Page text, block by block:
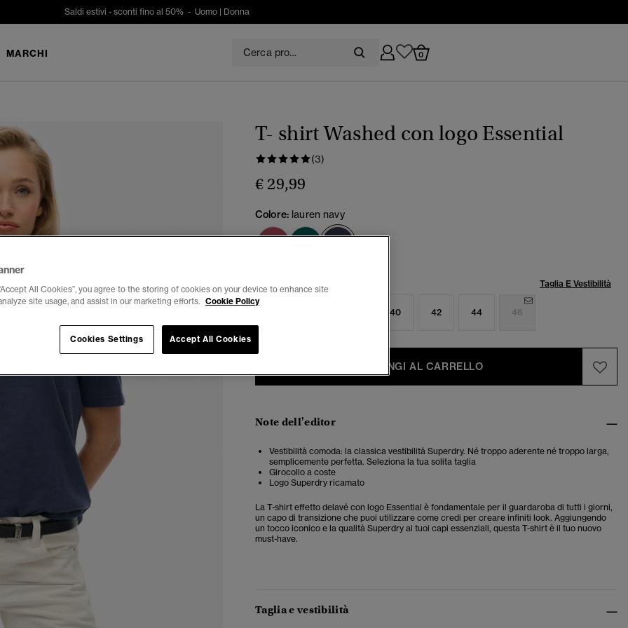
Saldi estivi - sconti fino al 50% - Uomo | Donna
MARCHI 0
T- shirt Washed con logo Essential
(3)
€ 29,99
Colore: lauren navy
selezionato
Taglia E Vestibilità
40 42 44 46
AGGIUNGI AL CARRELLO
Note dell'editor
Vestibilità comoda: la classica vestibilità Superdry. Né troppo aderente né troppo larga,
semplicemente perfetta. Seleziona la tua solita taglia
Girocollo a coste
Logo Superdry ricamato
La T-shirt effetto delavé con logo Essential è fondamentale per il guardaroba di tutti i giorni,
un capo di transizione che puoi utilizzare come credi per creare infiniti look. Aggiungendo
un tocco iconico e la qualità Superdry ai tuoi capi essenziali, questa T-shirt è il tuo nuovo
must-have.
Taglia e vestibilità
All Cookies”, you agree to the storing of cookies on your device to enhance site
site usage, and assist in our marketing efforts. Cookie Policy
Cookies Settings Accept All Cookies